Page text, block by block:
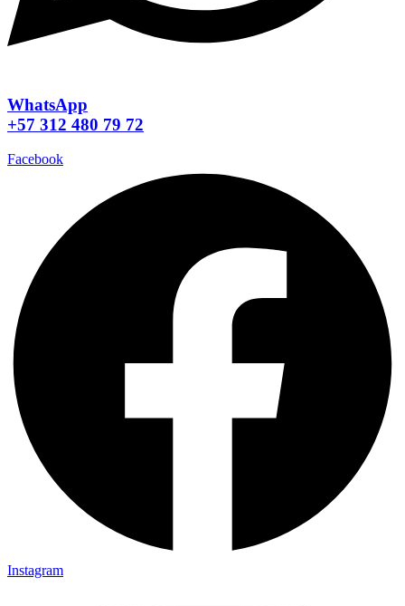
WhatsApp
+57 312 480 79 72
Facebook
Instagram